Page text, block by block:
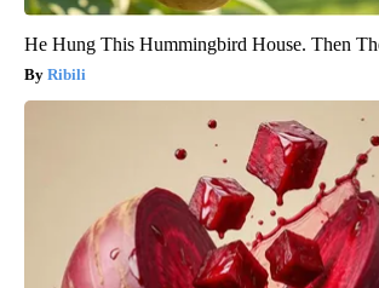
He Hung This Hummingbird House. Then
Ribili